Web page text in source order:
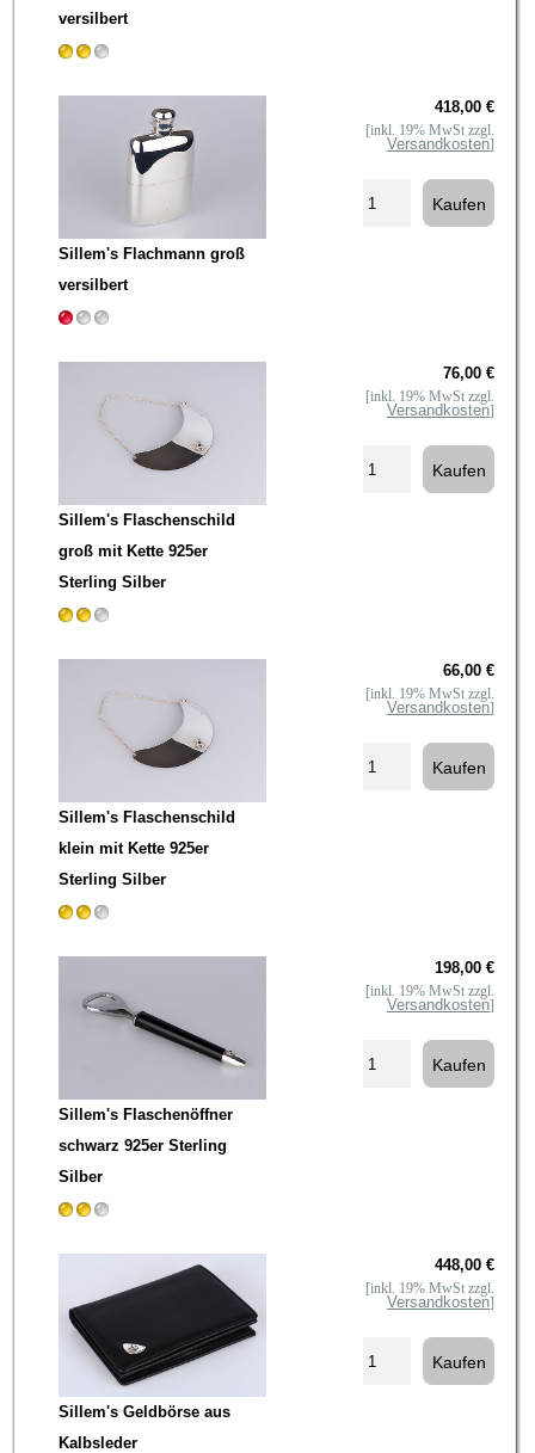
versilbert
Sillem's Flachmann groß
versilbert
418,00 €
[inkl. 19% MwSt zzgl.
Versandkosten]
Sillem's Flaschenschild
groß mit Kette 925er
Sterling Silber
76,00 €
[inkl. 19% MwSt zzgl.
Versandkosten]
Sillem's Flaschenschild
klein mit Kette 925er
Sterling Silber
66,00 €
[inkl. 19% MwSt zzgl.
Versandkosten]
Sillem's Flaschenöffner
schwarz 925er Sterling
Silber
198,00 €
[inkl. 19% MwSt zzgl.
Versandkosten]
Sillem's Geldbörse aus
Kalbsleder
448,00 €
[inkl. 19% MwSt zzgl.
Versandkosten]